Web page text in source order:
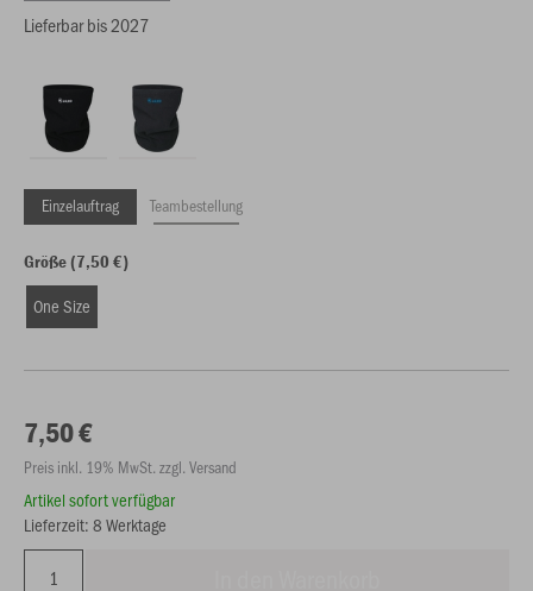
Lieferbar bis 2027
Einzelauftrag Teambestellung
Größe (7,50 €)
One Size
7,50 €
Preis inkl. 19% MwSt. zzgl. Versand
Artikel sofort verfügbar
Lieferzeit: 8 Werktage